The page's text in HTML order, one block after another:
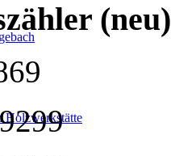
(neu)
9299